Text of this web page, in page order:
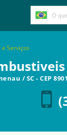
Serviços
/SC - CEP